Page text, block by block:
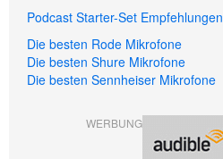
Podcast Starter-Set Empfehlungen
Die besten Rode Mikrofone
Die besten Shure Mikrofone
Die besten Sennheiser Mikrofone
WERBUNG